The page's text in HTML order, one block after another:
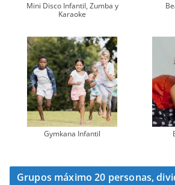
Mini Disco Infantil, Zumba y
Karaoke
Gymkana Infantil
Grupos máximo 20 personas,